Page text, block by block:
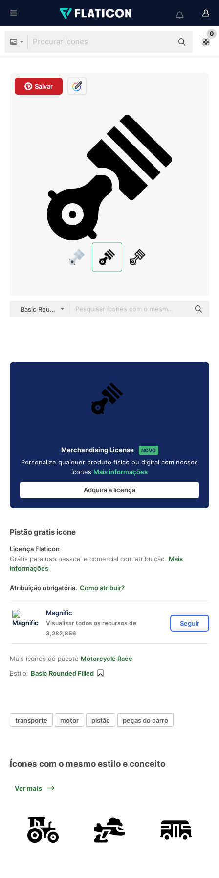
0
Salvar
Basic Rounded Filled
Merchandising License NOVO
Personalize qualquer produto físico ou digital com nossos
ícones Mais informações
Adquira a licença
Pistão grátis ícone
Licença Flaticon
Grátis para uso pessoal e comercial com atribuição. Mais
informações
Atribuição obrigatória. Como atribuir?
Magnific
Visualizar todos os recursos de
3,282,856
Seguir
Mais ícones do pacote Motorcycle Race
Estilo: Basic Rounded Filled
transporte motor pistão peças do carro
Ícones com o mesmo estilo e conceito
Ver mais